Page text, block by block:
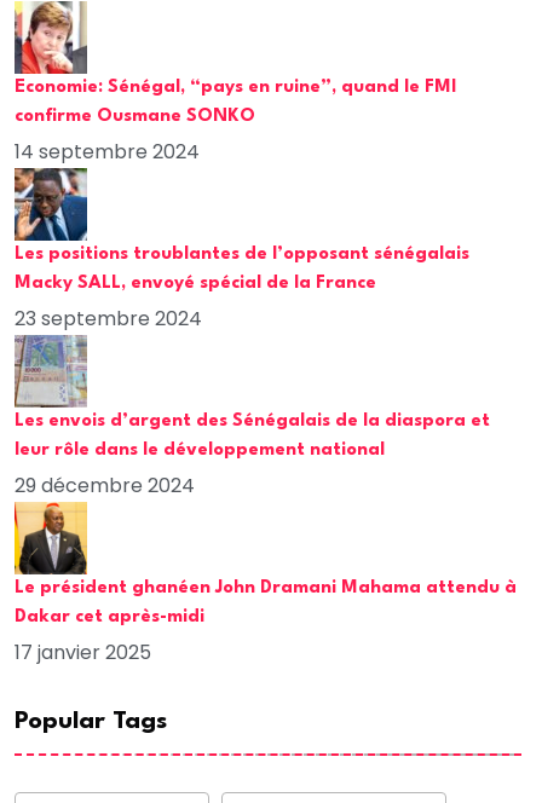
Economie: Sénégal, “pays en ruine”, quand le FMI
confirme Ousmane SONKO
14 septembre 2024
Les positions troublantes de l’opposant sénégalais
Macky SALL, envoyé spécial de la France
23 septembre 2024
Les envois d’argent des Sénégalais de la diaspora et
leur rôle dans le développement national
29 décembre 2024
Le président ghanéen John Dramani Mahama attendu à
Dakar cet après-midi
17 janvier 2025
Popular Tags